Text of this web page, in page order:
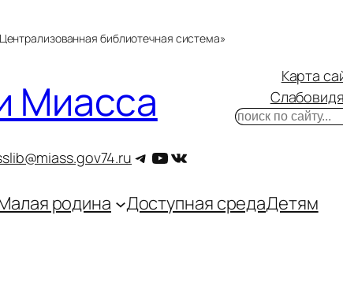
библиотечная система»
Миасса
Telegram
YouTube
ВКонтакте
Карта
Поиск
родина Доступная средаДетям